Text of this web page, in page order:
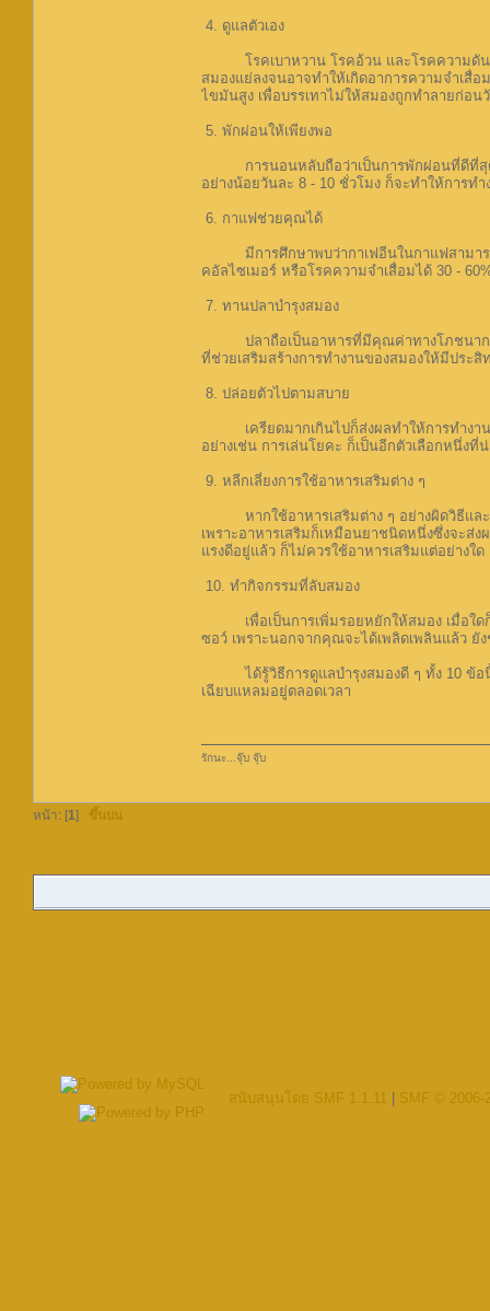
4. ดูแลตัวเอง
โรคเบาหวาน โรคอ้วน และโรคความดันโ
สมองแย่ลงจนอาจทำให้เกิดอาการความจำเสื่
ไขมันสูง เพื่อบรรเทาไม่ให้สมองถูกทำลายก่อน
5. พักผ่อนให้เพียงพอ
การนอนหลับถือว่าเป็นการพักผ่อนที่ดีที่สุดที่
อย่างน้อยวันละ 8 - 10 ชั่วโมง ก็จะทำให้การ
6. กาแฟช่วยคุณได้
มีการศึกษาพบว่ากาเฟอีนในกาแฟสามารถป
คอัลไซเมอร์ หรือโรคความจำเสื่อมได้ 30 -
7. ทานปลาบำรุงสมอง
ปลาถือเป็นอาหารที่มีคุณค่าทางโภชนาการ
ที่ช่วยเสริมสร้างการทำงานของสมองให้มีประ
8. ปล่อยตัวไปตามสบาย
เครียดมากเกินไปก็ส่งผลทำให้การทำงานแ
อย่างเช่น การเล่นโยคะ ก็เป็นอีกตัวเลือกหนึ่งที่
9. หลีกเลี่ยงการใช้อาหารเสริมต่าง ๆ
หากใช้อาหารเสริมต่าง ๆ อย่างผิดวิธีและเ
เพราะอาหารเสริมก็เหมือนยาชนิดหนึ่งซึ่งจะส่
แรงดีอยู่แล้ว ก็ไม่ควรใช้อาหารเสริมแต่อย่างใด
10. ทำกิจกรรมที่ลับสมอง
เพื่อเป็นการเพิ่มรอยหยักให้สมอง เมื่อใดก็
ซอว์ เพราะนอกจากคุณจะได้เพลิดเพลินแล้ว ยั
ได้รู้วิธีการดูแลบำรุงสมองดี ๆ ทั้ง 10 ข้อนี้
เฉียบแหลมอยู่ตลอดเวลา
รักนะ...จุ๊บ จุ๊บ
หน้า: [1] ขึ้นบน
สนับสนุนโดย SMF 1.1.11 SMF © 2006-